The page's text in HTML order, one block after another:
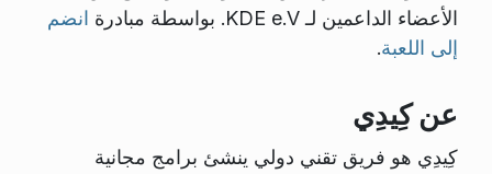
الأعضاء الداعمين لـ KDE e.V. بواسطة مبادرة
انضم
إلى اللعبة.
عن كِيدِي
كِيدِي هو فريق تقني دولي ينشئ برامج مجانية